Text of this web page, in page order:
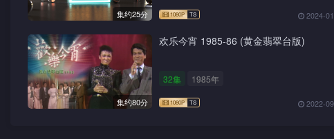
集约25分 2024-
集约80分
欢乐今宵 1985-86 (黄金翡翠台版)
32集 1985年
2022-